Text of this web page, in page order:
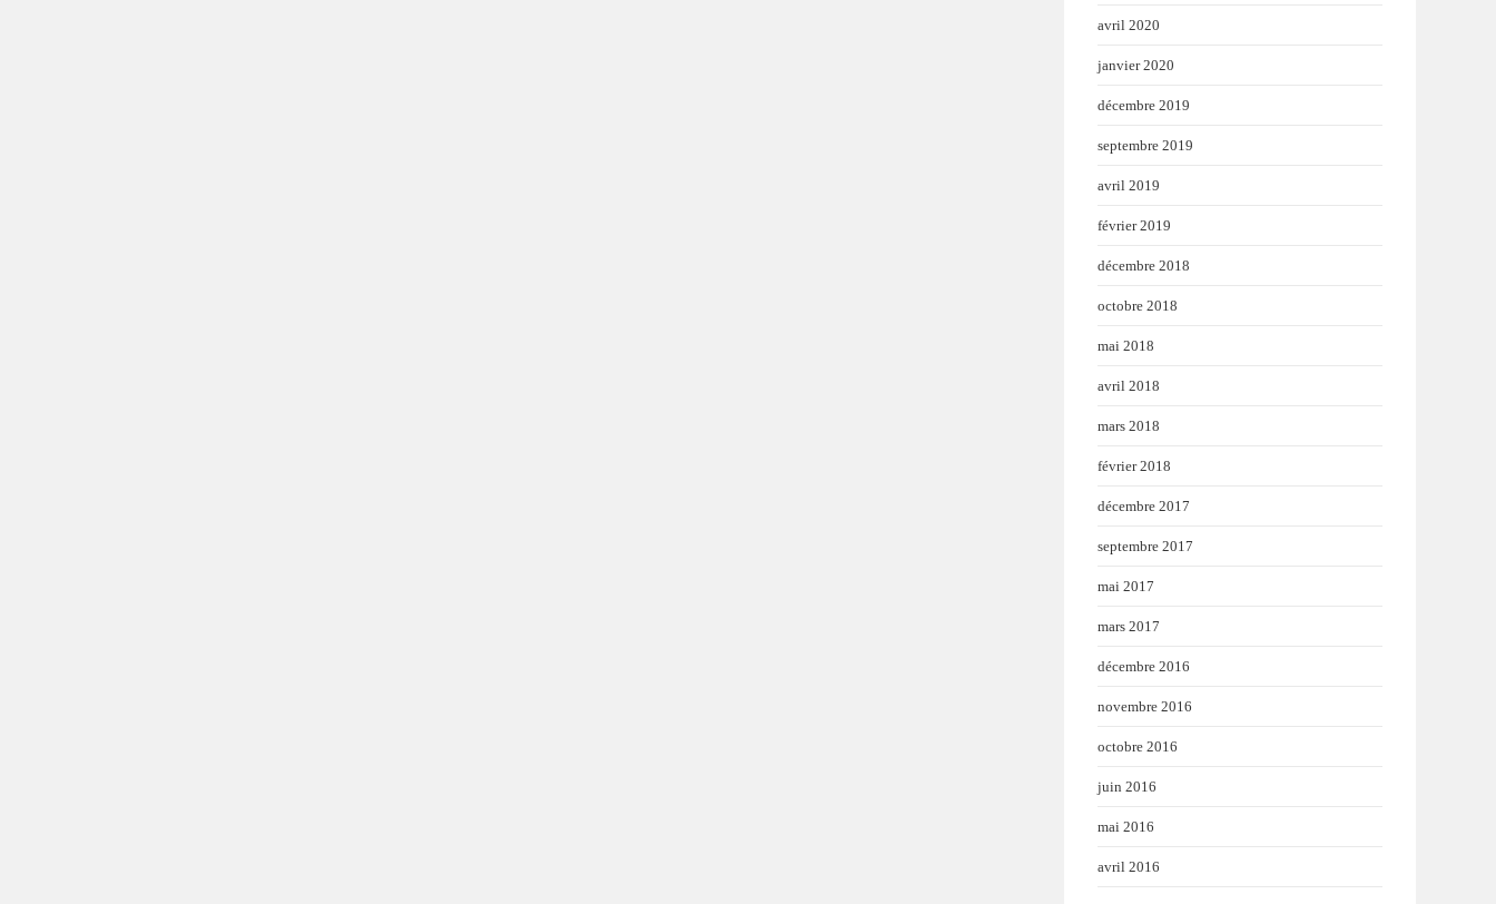
avril 2020
janvier 2020
décembre 2019
septembre 2019
avril 2019
février 2019
décembre 2018
octobre 2018
mai 2018
avril 2018
mars 2018
février 2018
décembre 2017
septembre 2017
mai 2017
mars 2017
décembre 2016
novembre 2016
octobre 2016
juin 2016
mai 2016
avril 2016